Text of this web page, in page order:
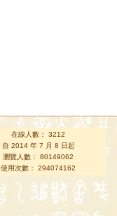
在線人數： 3212
自 2014 年 7 月 8 日起
瀏覽人數： 80149062
使用次數： 294074162